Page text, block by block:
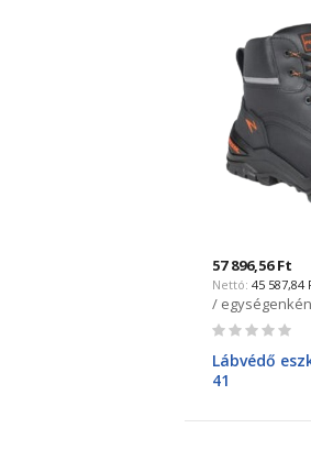
57 896,56 Ft
45 587,84
/
Rating:
Lábvédő
41